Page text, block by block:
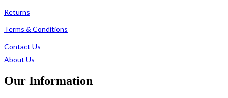
Returns
Terms & Conditions
Contact Us
About Us
Our Information